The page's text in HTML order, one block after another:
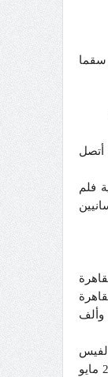
سقما
أتصل
فلم
بتاريخ 27 مايو